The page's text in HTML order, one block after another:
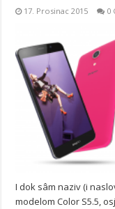
17. Prosinac 2015 0
I dok sâm naziv (i
modelom Color S5.5,